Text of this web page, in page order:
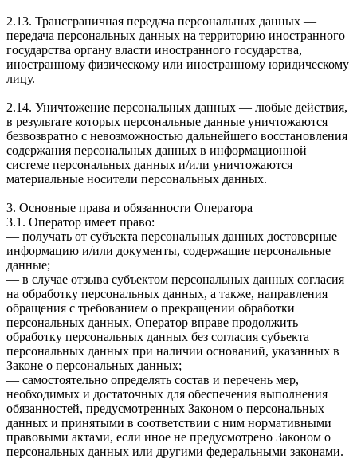
2.13. Трансграничная передача персональных данных —
передача персональных данных на территорию иностранного
государства органу власти иностранного государства,
иностранному физическому или иностранному юридическому
лицу.
2.14. Уничтожение персональных данных — любые действия,
в результате которых персональные данные уничтожаются
безвозвратно с невозможностью дальнейшего восстановления
содержания персональных данных в информационной
системе персональных данных и/или уничтожаются
материальные носители персональных данных.
3. Основные права и обязанности Оператора
3.1. Оператор имеет право:
— получать от субъекта персональных данных достоверные
информацию и/или документы, содержащие персональные
данные;
— в случае отзыва субъектом персональных данных согласия
на обработку персональных данных, а также, направления
обращения с требованием о прекращении обработки
персональных данных, Оператор вправе продолжить
обработку персональных данных без согласия субъекта
персональных данных при наличии оснований, указанных в
Законе о персональных данных;
— самостоятельно определять состав и перечень мер,
необходимых и достаточных для обеспечения выполнения
обязанностей, предусмотренных Законом о персональных
данных и принятыми в соответствии с ним нормативными
правовыми актами, если иное не предусмотрено Законом о
персональных данных или другими федеральными законами.